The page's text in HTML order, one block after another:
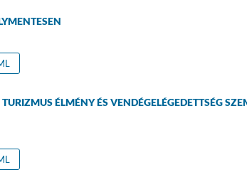
ÉLMÉNY ÉS VENDÉGELÉGEDETTSÉG